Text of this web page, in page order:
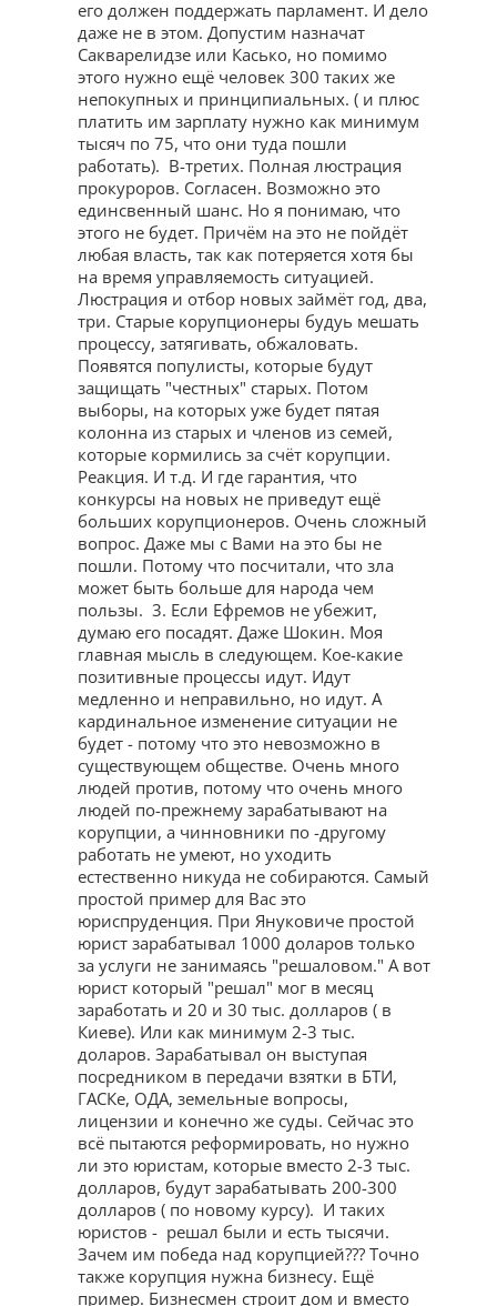
его должен поддержать парламент. И дело
даже не в этом. Допустим назначат
Сакварелидзе или Касько, но помимо
этого нужно ещё человек 300 таких же
непокупных и принципиальных. ( и плюс
платить им зарплату нужно как минимум
тысяч по 75, что они туда пошли
работать). В-третих. Полная люстрация
прокуроров. Согласен. Возможно это
единсвенный шанс. Но я понимаю, что
этого не будет. Причём на это не пойдёт
любая власть, так как потеряется хотя бы
на время управляемость ситуацией.
Люстрация и отбор новых займёт год, два,
три. Старые корупционеры будуь мешать
процессу, затягивать, обжаловать.
Появятся популисты, которые будут
защищать "честных" старых. Потом
выборы, на которых уже будет пятая
колонна из старых и членов из семей,
которые кормились за счёт корупции.
Реакция. И т.д. И где гарантия, что
конкурсы на новых не приведут ещё
больших корупционеров. Очень сложный
вопрос. Даже мы с Вами на это бы не
пошли. Потому что посчитали, что зла
может быть больше для народа чем
пользы. 3. Если Ефремов не убежит,
думаю его посадят. Даже Шокин. Моя
главная мысль в следующем. Кое-какие
позитивные процессы идут. Идут
медленно и неправильно, но идут. А
кардинальное изменение ситуации не
будет - потому что это невозможно в
существующем обществе. Очень много
людей против, потому что очень много
людей по-прежнему зарабатывают на
корупции, а чинновники по -другому
работать не умеют, но уходить
естественно никуда не собираются. Самый
простой пример для Вас это
юриспруденция. При Януковиче простой
юрист зарабатывал 1000 доларов только
за услуги не занимаясь "решаловом." А вот
юрист который "решал" мог в месяц
заработать и 20 и 30 тыс. долларов ( в
Киеве). Или как минимум 2-3 тыс.
доларов. Зарабатывал он выступая
посредником в передачи взятки в БТИ,
ГАСКе, ОДА, земельные вопросы,
лицензии и конечно же суды. Сейчас это
всё пытаются реформировать, но нужно
ли это юристам, которые вместо 2-3 тыс.
долларов, будут зарабатывать 200-300
долларов ( по новому курсу). И таких
юристов - решал были и есть тысячи.
Зачем им победа над корупцией??? Точно
также корупция нужна бизнесу. Ещё
пример. Бизнесмен строит дом и вместо